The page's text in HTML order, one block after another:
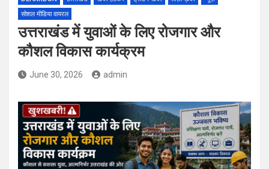
सोशल मीडिया वायरल
उत्तराखंड में युवाओं के लिए रोजगार और
कौशल विकास कार्यक्रम
June 30, 2026 admin